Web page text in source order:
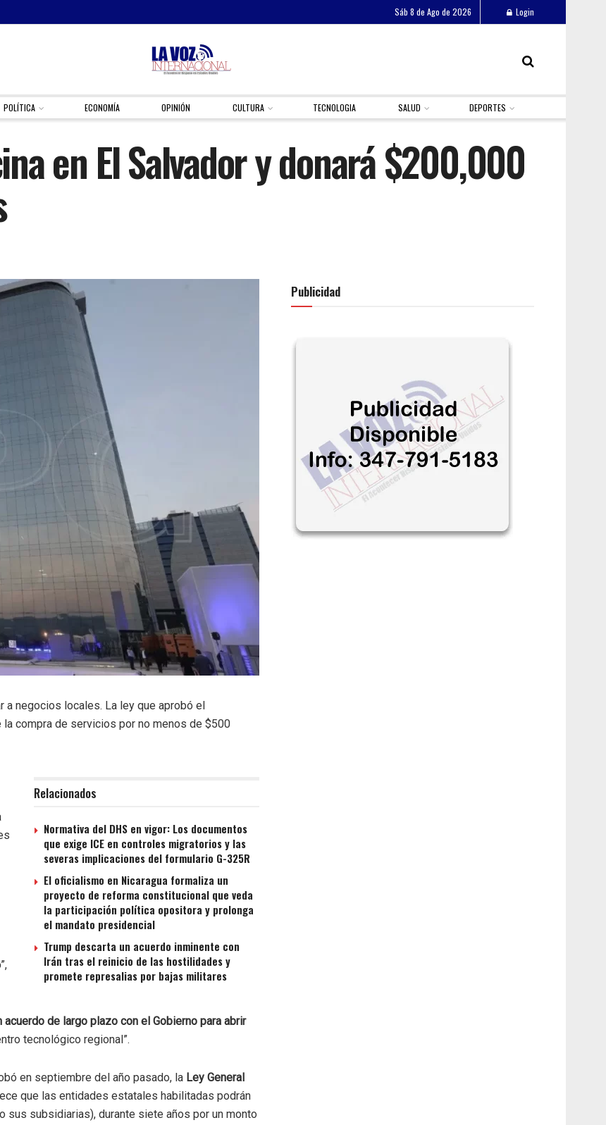
Sáb 8 de Ago de 2026 Login
POLÍTICA ECONOMÍA OPINIÓN CULTURA TECNOLOGIA SALUD DEPORTES
en El Salvador y donará $200,000
negocios locales. La ley que aprobó el
compra de servicios por no menos de $500
Relacionados
Normativa del DHS en vigor: Los documentos
que exige ICE en controles migratorios y las
severas implicaciones del formulario G-325R
El oficialismo en Nicaragua formaliza un
proyecto de reforma constitucional que veda
la participación política opositora y prolonga
el mandato presidencial
Trump descarta un acuerdo inminente con
Irán tras el reinicio de las hostilidades y
promete represalias por bajas militares
de largo plazo con el Gobierno para abrir
tecnológico regional”.
en septiembre del año pasado, la Ley General
que las entidades estatales habilitadas podrán
sus subsidiarias), durante siete años por un monto
Publicidad